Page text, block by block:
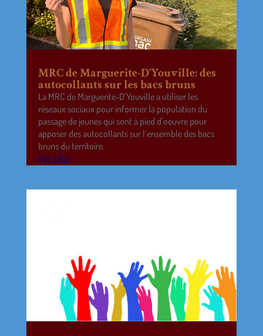
MRC de Marguerite-D’Youville: des
autocollants sur les bacs bruns
La MRC de Marguerite-D’Youville a utiliser les
réseaux sociaux pour informer la population du
passage de jeunes qui sont à pied d’oeuvre pour
apposer des autocollants sur l’ensemble des bacs
bruns du territoire.
lire plus